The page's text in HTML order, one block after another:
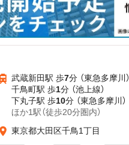
武蔵新田駅 歩7分 （東急多摩川）
千鳥町駅 歩1分 （池上線）
下丸子駅 歩10分 （東急多摩川）
ほか1駅（徒歩20分圏内）
東京都大田区千鳥1丁目